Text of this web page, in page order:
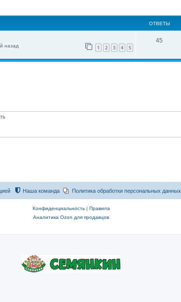
ОТВЕТЫ
1 2 3 4 5
назад
45
Политика обработки персональных данных
Наша команда
Конфиденциальность| Правила
Аналитика Ozon для продавцов